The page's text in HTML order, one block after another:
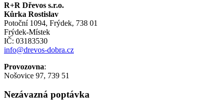
R+R Dřevos s.r.o.
Kůrka Rostislav
Potoční 1094, Frýdek, 738 01
Frýdek-Místek
IČ: 03183530
info@drevos-dobra.cz
Provozovna:
Nošovice 97, 739 51
Nezávazná poptávka